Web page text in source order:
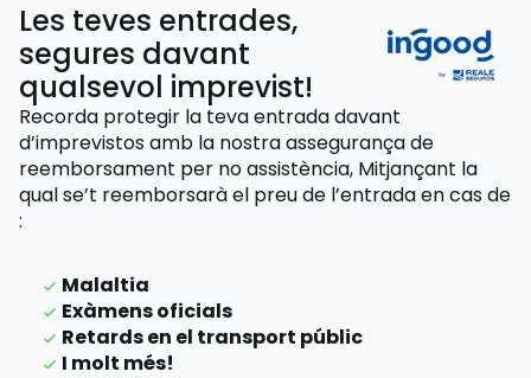
Les teves entrades,
segures davant
qualsevol imprevist!
Recorda protegir la teva entrada davant
d’imprevistos amb la nostra assegurança de
reemborsament per no assistència, Mitjançant la
qual se’t reemborsarà el preu de l’entradaen cas de
:
Malaltia
Exàmens oficials
Retards en el transport públic
I molt més!